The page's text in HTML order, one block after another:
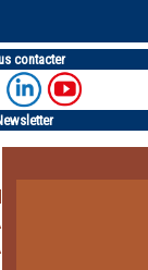
contacter